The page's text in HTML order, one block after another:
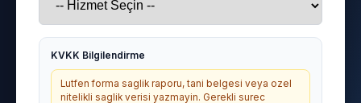
KVKK Bilgilendirme
Lutfen forma saglik raporu, tani belgesi veya ozel
nitelikli saglik verisi yazmayin. Gerekli surec